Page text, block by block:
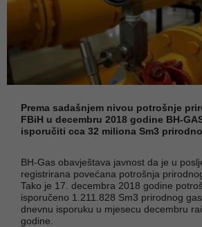
Prema sadašnjem nivou potrošnje
FBiH u decembru 2018 godine BH-
isporučiti cca 32 miliona Sm3
BH-Gas obavještava javnost da je u
registrirana povećana potrošnja
Tako je 17. decembra 2018 godine
isporučeno 1.211.828 Sm3 prirodnog
dnevnu isporuku u mjesecu decembru
godine.